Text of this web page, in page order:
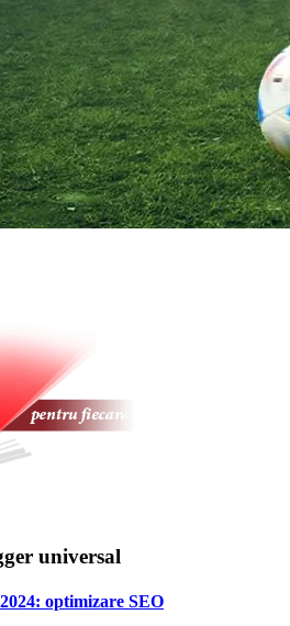
universal
optimizare SEO